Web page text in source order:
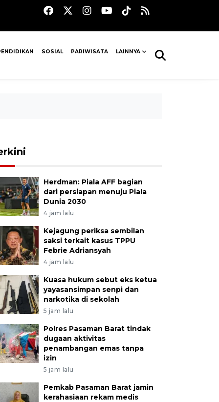
SOSIAL PARIWISATA LAINNYA
Herdman: Piala AFF bagian
dari persiapan menuju Piala
Dunia 2030
4 jam lalu
Kejagung periksa sembilan
saksi terkait kasus TPPU
Febrie Adriansyah
4 jam lalu
Kuasa hukum sebut eks ketua
yayasansimpan senpi dan
narkotika di sekolah
5 jam lalu
Polres Pasaman Barat tindak
dugaan aktivitas
penambangan emas tanpa
izin
5 jam lalu
Pemkab Pasaman Barat jamin
kerahasiaan rekam medis